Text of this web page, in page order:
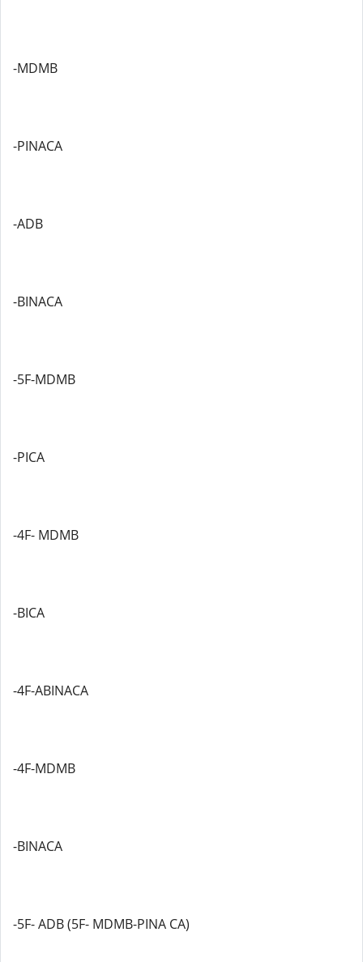
-MDMB
-PINACA
-ADB
-BINACA
-5F-MDMB
-PICA
-4F- MDMB
-BICA
-4F-ABINACA
-4F-MDMB
-BINACA
-5F- ADB (5F- MDMB-PINA CA)